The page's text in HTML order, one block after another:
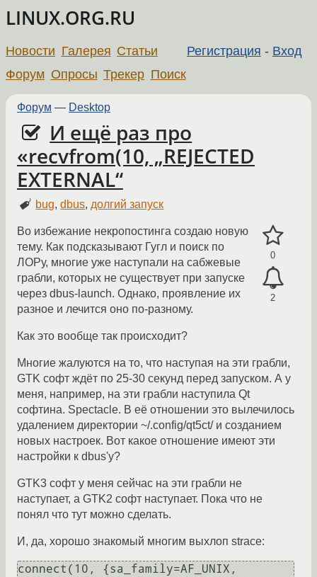
LINUX.ORG.RU
Регистрация - Вход
Новости Галерея Статьи
Форум Опросы Трекер Поиск
Форум — Desktop
И ещё раз про
«recvfrom(10, „REJECTED
EXTERNAL“
bug,dbus,долгий запуск
0
2
Во избежание некропостинга создаю новую
тему. Как подсказывают Гугл и поиск по
ЛОРу, многие уже наступали на сабжевые
грабли, которых не существует при запуске
через dbus-launch. Однако, проявление их
разное и лечится оно по-разному.
Как это вообще так происходит?
Многие жалуются на то, что наступая на эти грабли,
GTK софт ждёт по 25-30 секунд перед запуском. А у
меня, например, на эти грабли наступила Qt
софтина. Spectacle. В её отношении это вылечилось
удалением директории ~/.config/qt5ct/ и созданием
новых настроек. Вот какое отношение имеют эти
настройки к dbus'у?
GTK3 софт у меня сейчас на эти грабли не
наступает, а GTK2 софт наступает. Пока что не
понял что тут можно сделать.
И, да, хорошо знакомый многим выхлоп strace:
connect(10, {sa_family=AF_UNIX,